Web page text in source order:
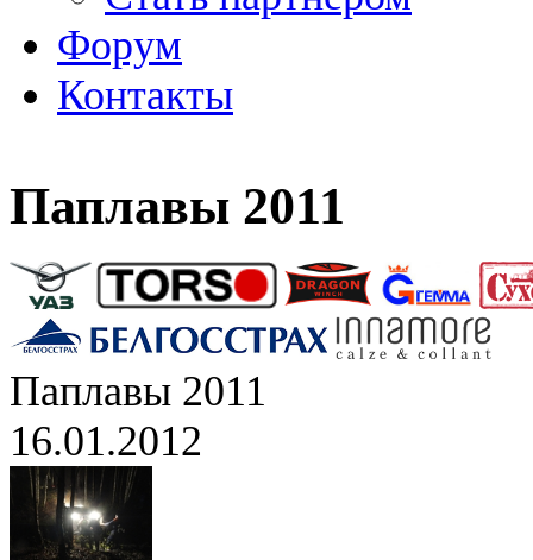
Форум
Контакты
Паплавы 2011
Паплавы 2011
16.01.2012